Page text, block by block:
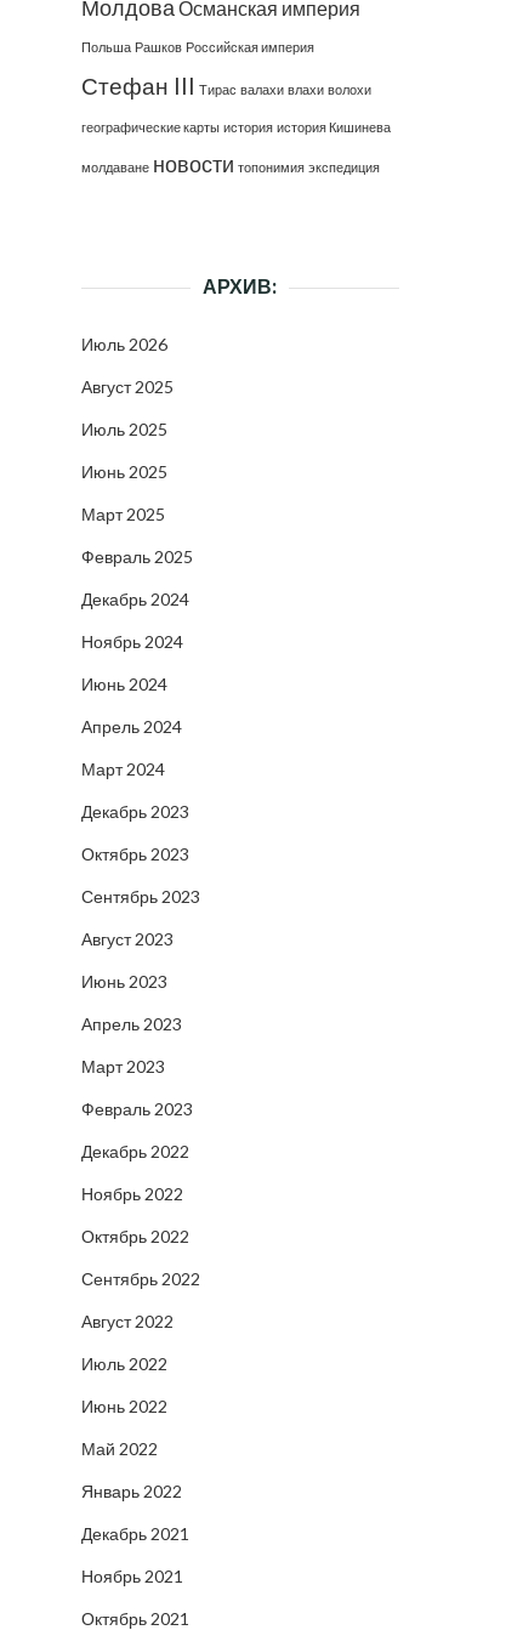
Молдова Османская империя
Польша Рашков Российская империя
Стефан III Тирас валахи влахи волохи
географические карты история история Кишинева
молдаване новости топонимия экспедиция
АРХИВ:
Июль 2026
Август 2025
Июль 2025
Июнь 2025
Март 2025
Февраль 2025
Декабрь 2024
Ноябрь 2024
Июнь 2024
Апрель 2024
Март 2024
Декабрь 2023
Октябрь 2023
Сентябрь 2023
Август 2023
Июнь 2023
Апрель 2023
Март 2023
Февраль 2023
Декабрь 2022
Ноябрь 2022
Октябрь 2022
Сентябрь 2022
Август 2022
Июль 2022
Июнь 2022
Май 2022
Январь 2022
Декабрь 2021
Ноябрь 2021
Октябрь 2021